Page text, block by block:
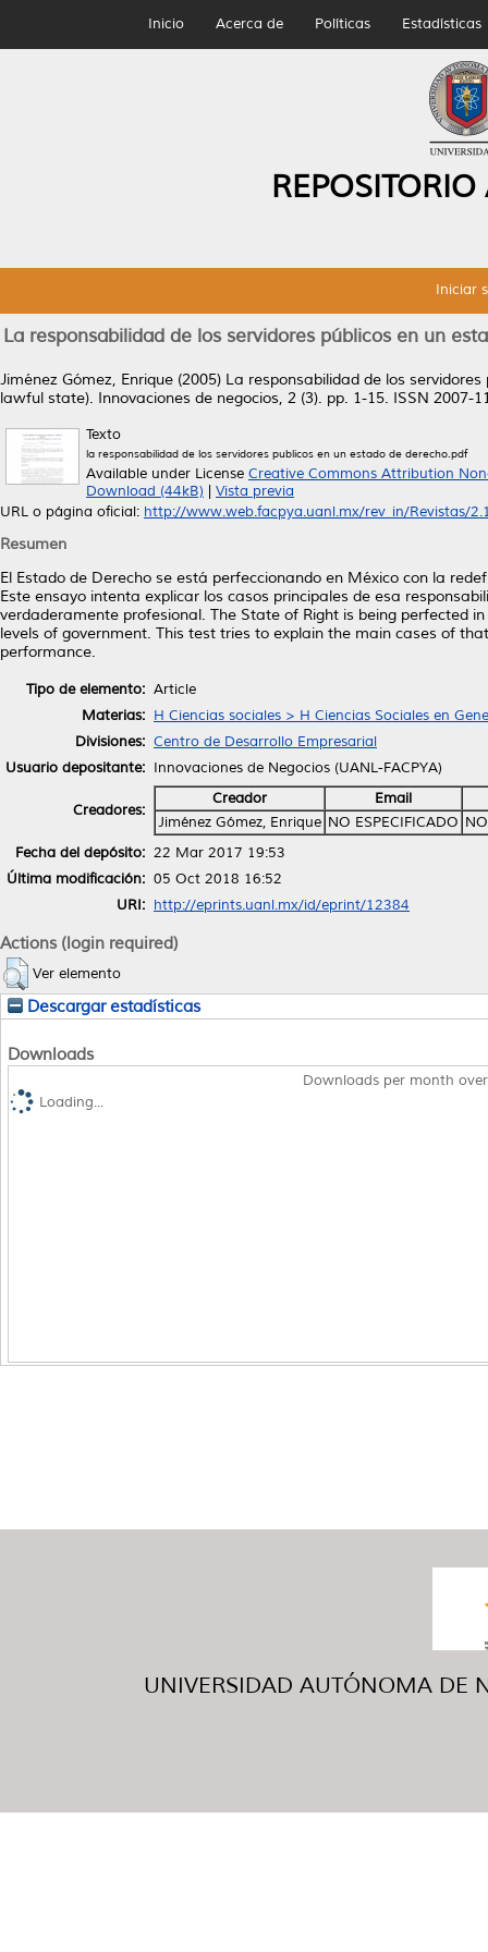
Inicio Acerca de Políticas Estadísticas
Iniciar
La responsabilidad de los servidores públicos en un
Jiménez Gómez, Enrique (2005) La responsabilidad de los
lawful state). Innovaciones de negocios, 2 (3). pp. 1-15. ISSN 2007-
Texto
la responsabilidad de los servidores publicos en un estado de derecho.pdf
Available under License Creative Commons Attribution
Download (44kB)
Vista previa
URL o página oficial: http://www.web.facpya.uanl.mx/rev_in/Revistas/
Resumen
El Estado de Derecho se está perfeccionando en México con la
Este ensayo intenta explicar los casos principales de esa
verdaderamente profesional. The State of Right is being perfected
levels of government. This test tries to explain the main cases of
performance.
Tipo de elemento: Article
Materias: H Ciencias sociales > H Ciencias Sociales en
Divisiones: Centro de Desarrollo Empresarial
Usuario depositante: Innovaciones de Negocios (UANL-FACPYA)
Creadores:
Creador
Email
Jiménez Gómez, Enrique NO ESPECIFICADO
Fecha del depósito: 22 Mar 2017 19:53
Última modificación: 05 Oct 2018 16:52
URI: http://eprints.uanl.mx/id/eprint/12384
Actions (login required)
Ver elemento
Descargar estadísticas
Downloads
Downloads per month
Loading...
UNIVERSIDAD AUTÓNOMA DE